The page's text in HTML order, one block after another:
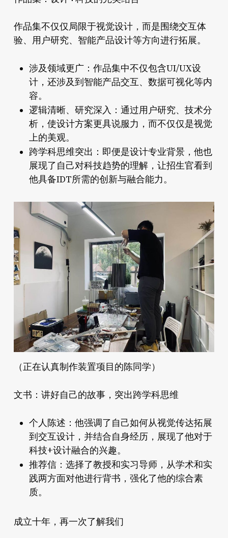
作品集不仅仅局限于视觉设计，而是围绕交互体
验、用户研究、智能产品设计等方向进行拓展。
涉及领域更广： 作品集中不仅包含UI/UX设
计，还涉及到智能产品交互、数据可视化等内
容。
逻辑清晰、研究深入： 通过用户研究、技术分
析，使设计方案更具说服力，而不仅仅是视觉
上的美观。
跨学科思维突出： 即便是设计专业背景，他也
展现了自己对科技趋势的理解，让招生官看到
他具备IDT所需的创新与融合能力。
（正在认真制作装置项目的陈同学）
文书：讲好自己的故事，突出跨学科思维
个人陈述： 他强调了自己如何从视觉传达拓展
到交互设计，并结合自身经历，展现了他对于
科技+设计融合的兴趣。
推荐信： 选择了教授和实习导师，从学术和实
践两方面对他进行背书，强化了他的综合素
质。
成立十年，再一次了解我们